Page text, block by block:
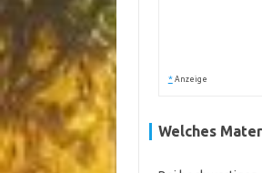
* Anzeige
Welches